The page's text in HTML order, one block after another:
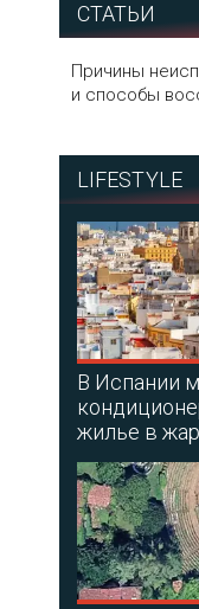
СТАТЬИ
Причины
и способы
LIFESTYLE
В Испании
жилье в